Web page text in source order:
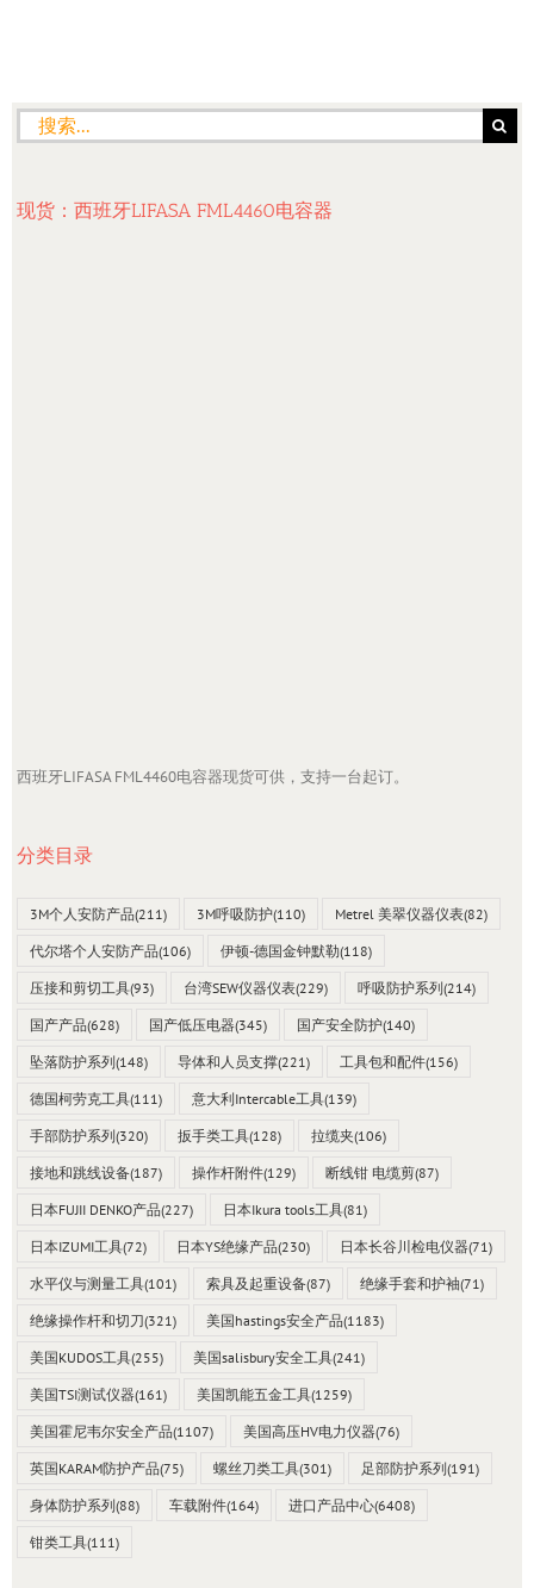
搜
索：
现货：西班牙LIFASA FML4460电容器
西班牙LIFASA FML4460电容器现货可供，支持一台起订。
分类目录
3M个人安防产品(211) 3M呼吸防护(110) Metrel 美翠仪器仪表(82)
代尔塔个人安防产品(106) 伊顿-德国金钟默勒(118)
压接和剪切工具(93) 台湾SEW仪器仪表(229) 呼吸防护系列(214)
国产产品(628) 国产低压电器(345) 国产安全防护(140)
坠落防护系列(148) 导体和人员支撑(221) 工具包和配件(156)
德国柯劳克工具(111) 意大利Intercable工具(139)
手部防护系列(320) 扳手类工具(128) 拉缆夹(106)
接地和跳线设备(187) 操作杆附件(129) 断线钳 电缆剪(87)
日本FUJII DENKO产品(227) 日本Ikura tools工具(81)
日本IZUMI工具(72) 日本YS绝缘产品(230) 日本长谷川检电仪器(71)
水平仪与测量工具(101) 索具及起重设备(87) 绝缘手套和护袖(71)
绝缘操作杆和切刀(321) 美国hastings安全产品(1183)
美国KUDOS工具(255) 美国salisbury安全工具(241)
美国TSI测试仪器(161) 美国凯能五金工具(1259)
美国霍尼韦尔安全产品(1107) 美国高压HV电力仪器(76)
英国KARAM防护产品(75) 螺丝刀类工具(301) 足部防护系列(191)
身体防护系列(88) 车载附件(164) 进口产品中心(6408)
钳类工具(111)